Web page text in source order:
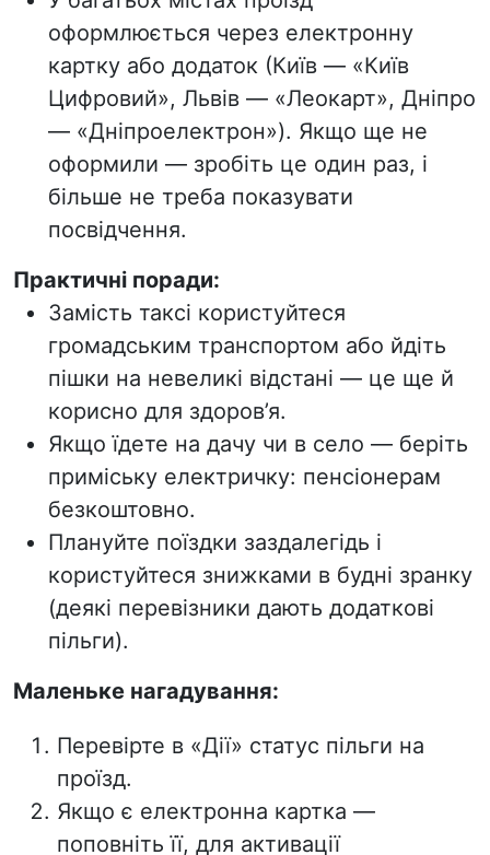
оформлюється через електронну
картку або додаток (Київ — «Київ
Цифровий», Львів — «Леокарт», Дніпро
— «Дніпроелектрон»). Якщо ще не
оформили — зробіть це один раз, і
більше не треба показувати
посвідчення.
Практичні поради:
Замість таксі користуйтеся
громадським транспортом або йдіть
пішки на невеликі відстані — це ще й
корисно для здоров’я.
Якщо їдете на дачу чи в село — беріть
приміську електричку: пенсіонерам
безкоштовно.
Плануйте поїздки заздалегідь і
користуйтеся знижками в будні зранку
(деякі перевізники дають додаткові
пільги).
Маленьке нагадування:
Перевірте в «Дії» статус пільги на
проїзд.
Якщо є електронна картка —
поповніть її, для активації